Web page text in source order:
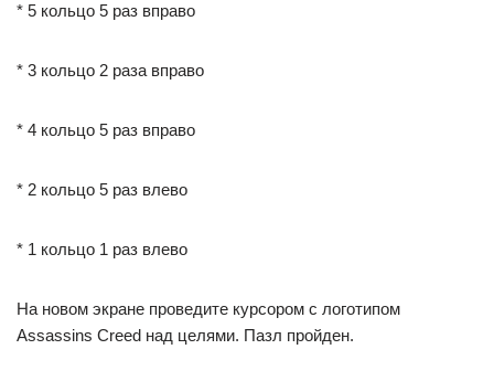
* 5 кольцо 5 раз вправо
* 3 кольцо 2 раза вправо
* 4 кольцо 5 раз вправо
* 2 кольцо 5 раз влево
* 1 кольцо 1 раз влево
На новом экране проведите курсором с логотипом
Assassins Creed над целями. Пазл пройден.